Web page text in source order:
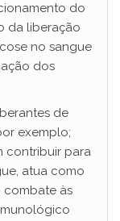
do
da liberação
no sangue
dos
de
exemplo;
contribuir para
atua como
combate às